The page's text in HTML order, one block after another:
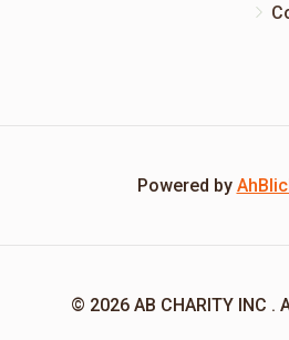
Powered by
© 2026 AB CHARITY INC .